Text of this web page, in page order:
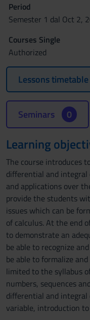
Period
Semester 1 dal Oct 2,
Courses Single
Authorized
Lessons timetable
Seminars 0
Learning
The course introduces
differential and integral
and applications over
provide the students
issues which can be
of calculus. At the end
to demonstrate an
be able to recognize
be able to formalize
limited to the syllabus
numbers, sequences
differential and
variable, introduction